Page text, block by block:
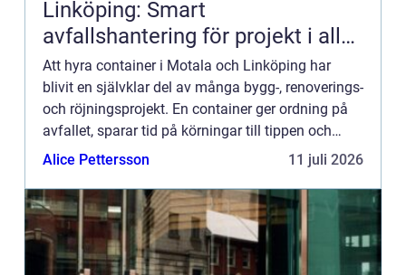
Linköping: Smart
avfallshantering för projekt i alla
storlekar
Att hyra container i Motala och Linköping har
blivit en självklar del av många bygg-, renoverings-
och röjningsprojekt. En container ger ordning på
avfallet, sparar tid på körningar till tippen och
minskar risken...
Alice Pettersson 11 juli 2026